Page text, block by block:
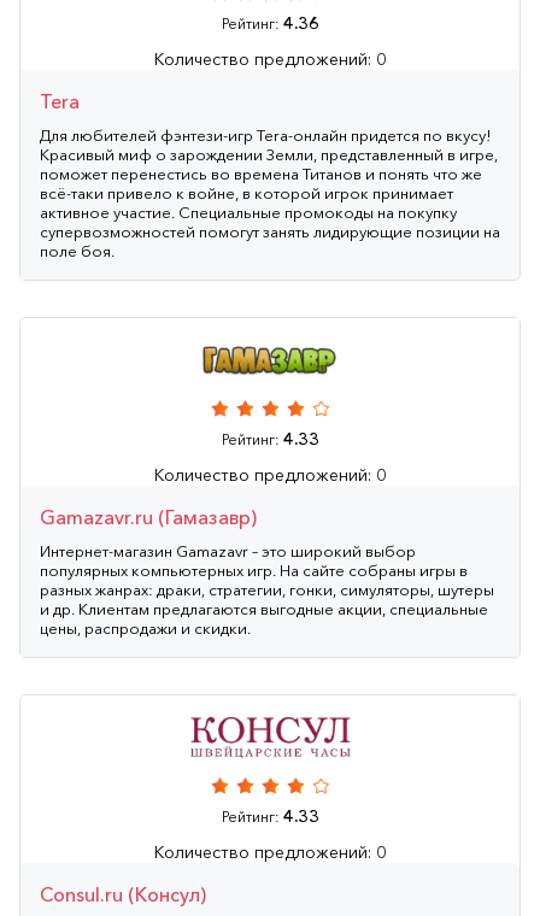
Рейтинг: 4.36
Количество предложений: 0
Tera
Для любителей фэнтези-игр Tera-онлайн придется по вкусу!
Красивый миф о зарождении Земли, представленный в игре,
поможет перенестись во времена Титанов и понять что же
всё-таки привело к войне, в которой игрок принимает
активное участие. Специальные промокоды на покупку
супервозможностей помогут занять лидирующие позиции на
поле боя.
Рейтинг: 4.33
Количество предложений: 0
Gamazavr.ru (Гамазавр)
Интернет-магазин Gamazavr – это широкий выбор
популярных компьютерных игр. На сайте собраны игры в
разных жанрах: драки, стратегии, гонки, симуляторы, шутеры
и др. Клиентам предлагаются выгодные акции, специальные
цены, распродажи и скидки.
Рейтинг: 4.33
Количество предложений: 0
Consul.ru (Консул)